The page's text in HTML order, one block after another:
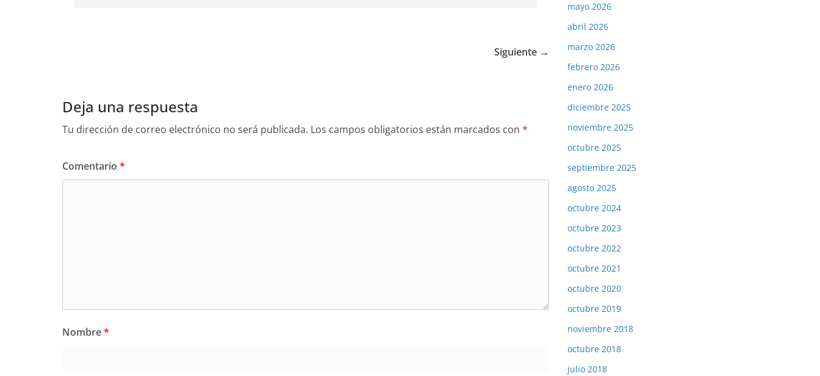
Siguiente →
Deja una respuesta
Tu dirección de correo electrónico no será publicada. Los campos obligatorios están marcados con *
Comentario *
Nombre*
mayo 2026
abril 2026
marzo 2026
febrero 2026
enero 2026
diciembre 2025
noviembre 2025
octubre 2025
septiembre 2025
agosto 2025
octubre 2024
octubre 2023
octubre 2022
octubre 2021
octubre 2020
octubre 2019
noviembre 2018
octubre 2018
julio 2018